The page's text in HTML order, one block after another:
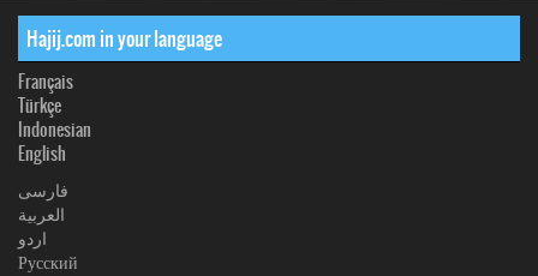
Hajij.com in your language
Français
Türkçe
Indonesian
English
فارسی
العربیة
اردو
Русский